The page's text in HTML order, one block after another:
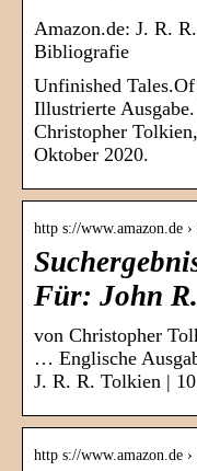
Amazon.de: J. R.
Bibliografie
Unfinished
Illustrierte
Christopher
Oktober 2020.
http s://www.amazon.de
Für: John
von Christopher
… Englische
J. R. R. Tolkien |
http s://www.amazon.de